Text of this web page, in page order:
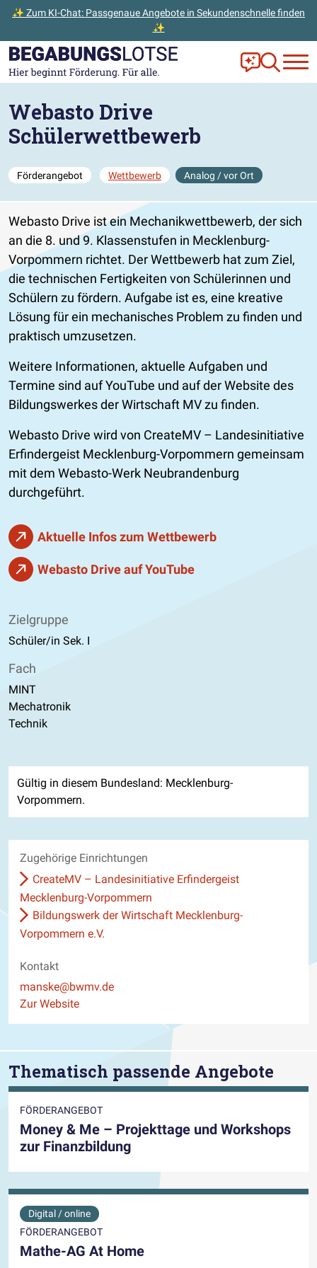
✨ Zum KI-Chat: Passgenaue Angebote in Sekundenschnelle finden
✨
Zum Hauptinhalt der Seite springen
Zur Startseite gehen Frag Ella!
Zur
Webasto Drive
Schülerwettbewerb
Förderangebot Wettbewerb Analog / vor Ort
Webasto Drive ist ein Mechanikwettbewerb, der sich
an die 8. und 9. Klassenstufen in Mecklenburg-
Vorpommern richtet. Der Wettbewerb hat zum Ziel,
die technischen Fertigkeiten von Schülerinnen und
Schülern zu fördern. Aufgabe ist es, eine kreative
Lösung für ein mechanisches Problem zu finden und
praktisch umzusetzen.
Weitere Informationen, aktuelle Aufgaben und
Termine sind auf YouTube und auf der Website des
Bildungswerkes der Wirtschaft MV zu finden.
Webasto Drive wird von CreateMV – Landesinitiative
Erfindergeist Mecklenburg-Vorpommern gemeinsam
mit dem Webasto-Werk Neubrandenburg
durchgeführt.
Aktuelle Infos zum Wettbewerb
Webasto Drive auf YouTube
Zielgruppe
Schüler/in Sek. I
Fach
MINT
Mechatronik
Technik
Gültig in diesem Bundesland: Mecklenburg-
Vorpommern.
Zugehörige Einrichtungen
CreateMV – Landesinitiative Erfindergeist
Mecklenburg-Vorpommern
Bildungswerk der Wirtschaft Mecklenburg-
Vorpommern e.V.
Kontakt
E-Mail
manske@bwmv.de
Website
Zur Website
Thematisch passende Angebote
FÖRDERANGEBOT
Money & Me – Projekttage und Workshops
zur Finanzbildung
Digital / online
FÖRDERANGEBOT
Mathe-AG At Home